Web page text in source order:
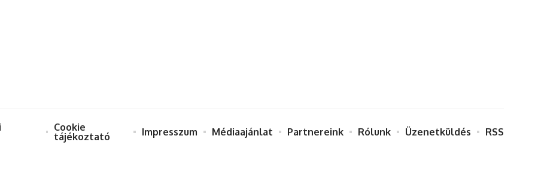
Cookie
tájékoztató
Impresszum Médiaajánlat Partnereink Rólunk Üzenetküldés RSS